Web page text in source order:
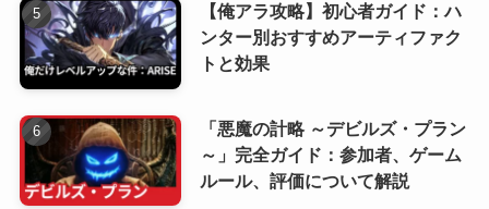
【俺アラ攻略】初心者ガイド：ハ
ンター別おすすめアーティファク
トと効果
「悪魔の計略 ～デビルズ・プラン
～」完全ガイド：参加者、ゲーム
ルール、評価について解説